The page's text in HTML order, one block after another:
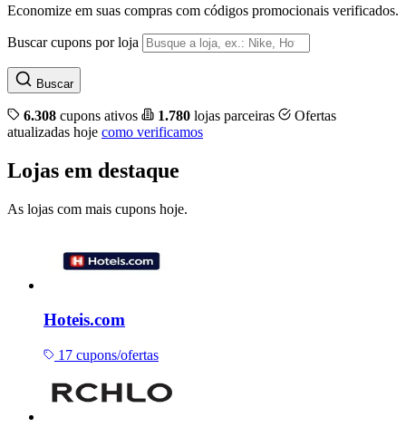
Economize em suas compras com códigos promocionais verificados.
Buscar cupons por loja
Buscar
6.308 cupons ativos 1.780 lojas parceiras
Ofertas
atualizadas hoje como verificamos
Lojas em destaque
As lojas com mais cupons hoje.
Hoteis.com
17 cupons/ofertas